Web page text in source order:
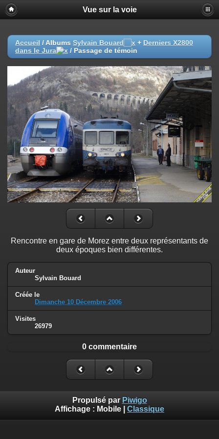
Vue sur la voie
Accueil / Albums Sylvain Bouard + Derniers X2800
dans le Jura
/ Passage de témoin
Rencontre en gare de Morez entre deux représentants de
deux époques bien différentes.
Auteur
Sylvain Bouard
Créée le
Dimanche 10 Décembre 2006
Visites
26979
0 commentaire
Propulsé par Piwigo
Affichage : Mobile Classique